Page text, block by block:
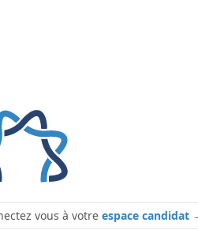
vous à votre espace candidat